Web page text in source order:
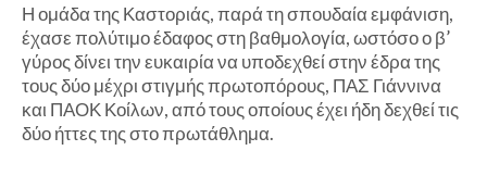
Η ομάδα της Καστοριάς, παρά τη σπουδαία εμφάνιση,
έχασε πολύτιμο έδαφος στη βαθμολογία, ωστόσο ο β’
γύρος δίνει την ευκαιρία να υποδεχθεί στην έδρα της
τους δύο μέχρι στιγμής πρωτοπόρους, ΠΑΣ Γιάννινα
και ΠΑΟΚ Κοίλων, από τους οποίους έχει ήδη δεχθεί τις
δύο ήττες της στο πρωτάθλημα.